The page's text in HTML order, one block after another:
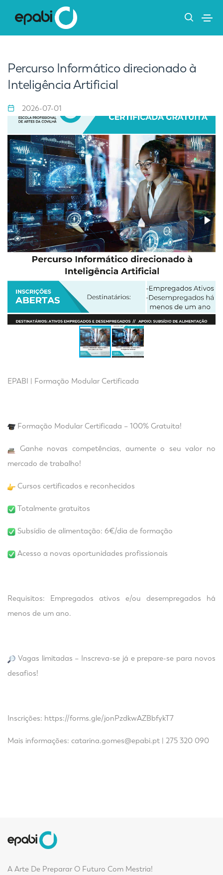
Percurso Informático direcionado à
Inteligência Artificial
2026-07-01
EPABI | Formação Modular Certificada
Formação Modular Certificada – 100% Gratuita!
Ganhe novas competências, aumente o seu valor no
mercado de trabalho!
Cursos certificados e reconhecidos
Totalmente gratuitos
Subsídio de alimentação: 6€/dia de formação
Acesso a novas oportunidades profissionais
Requisitos: Empregados ativos e/ou desempregados há
menos de um ano.
Vagas limitadas – Inscreva-se já e prepare-se para novos
desafios!
Inscrições: https://forms.gle/jonPzdkwAZBbfykT7
Mais informações: catarina.gomes@epabi.pt | 275 320 090
A Arte De Preparar O Futuro Com Mestria!